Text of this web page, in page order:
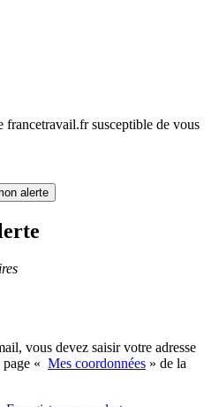
francetravail.fr susceptible de vous
alerte
vous devez saisir votre adresse
« Mes coordonnées » de la